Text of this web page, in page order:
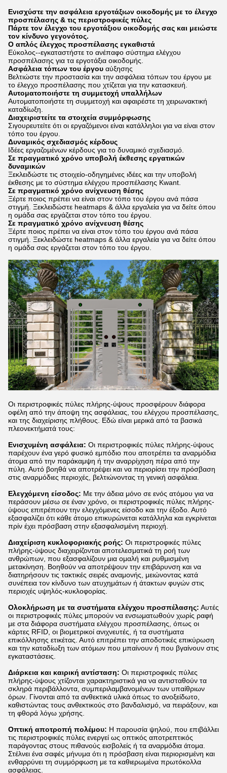
Ενισχύστε την ασφάλεια εργοτάξιων οικοδομής με το έλεγχο
προσπέλασης & τις περιστροφικές πύλες
Πάρτε τον έλεγχο του εργοτάξιου οικοδομής σας και μειώστε
τον κίνδυνο γεγονότος.
Ο απλός έλεγχος προσπέλασης εγκαθιστά
Εύκολος--εγκαταστήστε το ανέπαφο σύστημα ελέγχου
προσπέλασης για τα εργοτάξια οικοδομής.
Ασφάλεια τόπων του έργου αύξησης
Βελτιώστε την προστασία και την ασφάλεια τόπων του έργου με
το έλεγχο προσπέλασης που χτίζεται για την κατασκευή.
Αυτοματοποιήστε τη συμμετοχή υπαλλήλων
Αυτοματοποιήστε τη συμμετοχή και αφαιρέστε τη χειρωνακτική
καταδίωξη.
Διαχειριστείτε τα στοιχεία συμμόρφωσης
Σιγουρευτείτε ότι οι εργαζόμενοι είναι κατάλληλοι για να είναι στον
τόπο του έργου.
Δυναμικός σχεδιασμός κέρδους
Ιδέες εργαζομένων κέρδους για το δυναμικό σχεδιασμό.
Σε πραγματικό χρόνο υποβολή έκθεσης εργατικών
δυναμικών
Ξεκλειδώστε τις στοιχείο-οδηγημένες ιδέες και την υποβολή
έκθεσης με το σύστημα ελέγχου προσπέλασης Kwant.
Σε πραγματικό χρόνο ανίχνευση θέσης
Ξέρτε ποιος πρέπει να είναι στον τόπο του έργου ανά πάσα
στιγμή. Ξεκλειδώστε heatmaps & άλλα εργαλεία για να δείτε όπου
η ομάδα σας εργάζεται στον τόπο του έργου.
Σε πραγματικό χρόνο ανίχνευση θέσης
Ξέρτε ποιος πρέπει να είναι στον τόπο του έργου ανά πάσα
στιγμή. Ξεκλειδώστε heatmaps & άλλα εργαλεία για να δείτε όπου
η ομάδα σας εργάζεται στον τόπο του έργου.
Οι περιστροφικές πύλες πλήρης-ύψους προσφέρουν διάφορα
οφέλη από την άποψη της ασφάλειας, του ελέγχου προσπέλασης,
και της διαχείρισης πλήθους. Εδώ είναι μερικά από τα βασικά
πλεονεκτήματά τους:
Ενισχυμένη ασφάλεια: Οι περιστροφικές πύλες πλήρης-ύψους
παρέχουν ένα γερό φυσικό εμπόδιο που αποτρέπει τα αναρμόδια
άτομα από την παράκαμψη ή την αναρρίχηση πέρα από την
πύλη. Αυτό βοηθά να αποτρέψει και να περιορίσει την πρόσβαση
στις αναρμόδιες περιοχές, βελτιώνοντας τη γενική ασφάλεια.
Ελεγχόμενη είσοδος: Με την άδεια μόνο σε ενός ατόμου για να
περάσουν μέσω σε έναν χρόνο, οι περιστροφικές πύλες πλήρης-
ύψους επιτρέπουν την ελεγχόμενες είσοδο και την έξοδο. Αυτό
εξασφαλίζει ότι κάθε άτομο επικυρώνεται κατάλληλα και εγκρίνεται
πρίν έχει πρόσβαση στην εξασφαλισμένη περιοχή.
Διαχείριση κυκλοφοριακής ροής: Οι περιστροφικές πύλες
πλήρης-ύψους διαχειρίζονται αποτελεσματικά τη ροή των
ανθρώπων, που εξασφαλίζουν μια ομαλή και ρυθμισμένη
μετακίνηση. Βοηθούν να αποτρέψουν την επιβάρυνση και να
διατηρήσουν τις τακτικές σειρές αναμονής, μειώνοντας κατά
συνέπεια τον κίνδυνο των ατυχημάτων ή άτακτων φυγών στις
περιοχές υψηλός-κυκλοφορίας.
Ολοκλήρωση με τα συστήματα ελέγχου προσπέλασης: Αυτές
οι περιστροφικές πύλες μπορούν να ενσωματωθούν χωρίς ραφή
με στα διάφορα συστήματα ελέγχου προσπέλασης, όπως οι
κάρτες RFID, οι βιομετρικοί ανιχνευτές, ή τα συστήματα
επικόλλησης ετικέτας. Αυτό επιτρέπει την αποδοτικές επικύρωση
και την καταδίωξη των ατόμων που μπαίνουν ή που βγαίνουν στις
εγκαταστάσεις.
Διάρκεια και καιρική αντίσταση: Οι περιστροφικές πύλες
πλήρης-ύψους χτίζονται χαρακτηριστικά για να αντισταθούν τα
σκληρά περιβάλλοντα, συμπεριλαμβανομένων των υπαίθριων
όρων. Γίνονται από τα ανθεκτικά υλικά όπως το ανοξείδωτο,
καθιστώντας τους ανθεκτικούς στο βανδαλισμό, να πειράξουν, και
τη φθορά λόγω χρήσης.
Οπτική αποτροπή πολέμου: Η παρουσία ψηλού, που επιβάλλει
τις περιστροφικές πύλες ενεργεί ως οπτικός αποτρεπτικός
παράγοντας στους πιθανούς εισβολείς ή τα αναρμόδια άτομα.
Στέλνει ένα σαφές μήνυμα ότι η πρόσβαση είναι περιορισμένη και
ενθαρρύνει τη συμμόρφωση με τα καθιερωμένα πρωτόκολλα
ασφάλειας.